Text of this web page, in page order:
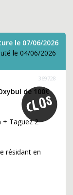
le 07/06/2026
le 04/06/2026
369728
de 100€
+ Taguez 2
résidant en